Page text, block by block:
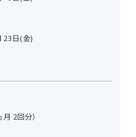
23日(金)
2回分）